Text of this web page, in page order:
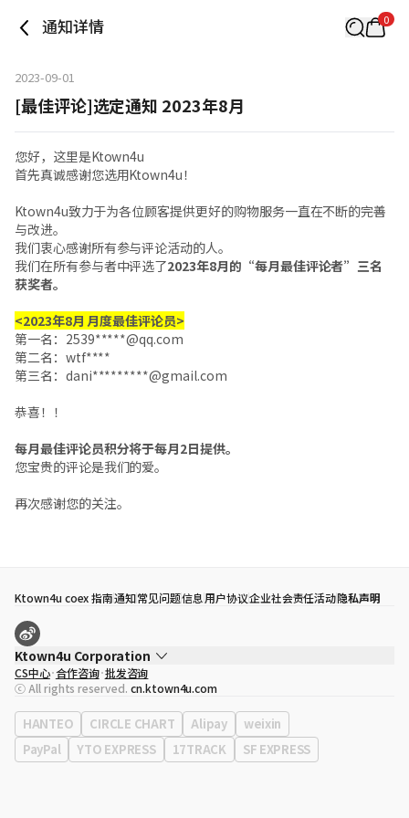
通知详情 0
2023-09-01
[最佳评论]选定通知 2023年8月
您好，这里是Ktown4u
首先真诚感谢您选用Ktown4u！
Ktown4u致力于为各位顾客提供更好的购物服务一直在不断的完善
与改进。
我们衷心感谢所有参与评论活动的人。
我们在所有参与者中评选了2023年8月的“每月最佳评论者”三名
获奖者。
<2023年8月 月度最佳评论员>
第一名： 2539*****@qq.com
第二名：wtf****
第三名： dani*********@gmail.com
恭喜！！
每月最佳评论员积分将于每月2日提供。
您宝贵的评论是我们的爱。
再次感谢您的关注。
Ktown4u coex 指南通知常见问题信息用户协议企业社会责任活动隐私声明
Ktown4u Corporation
代表
宋効珉
营业执照 120-87-71116
公司地址 首尔特别市 江南区 岭东大路 513号 3楼 （三成洞， coex)
CS中心 合作咨询 批发咨询
ⓒ All rights reserved. cn.ktown4u.com
HANTEO CIRCLE CHART Alipay
weixin
PayPal
YTO EXPRESS 17TRACK SF EXPRESS